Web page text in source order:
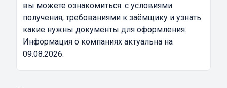
вы можете ознакомиться: с условиями
получения, требованиями к заёмщику и узнать
какие нужны документы для оформления.
Информация о компаниях актуальна на
09.08.2026.